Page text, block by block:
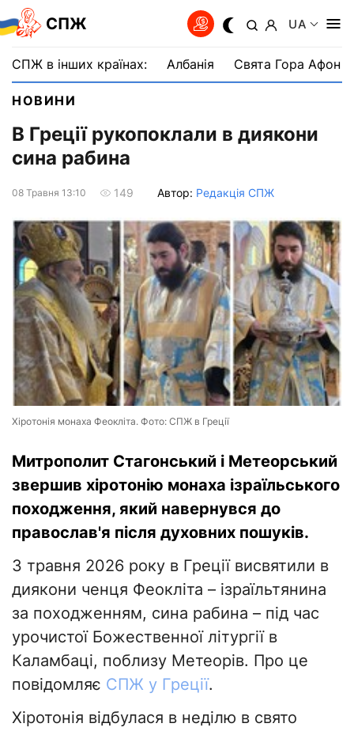
СПЖ UA
СПЖ в інших країнах: Албанія Свята Гора Афон
НОВИНИ
В Греції рукопоклали в диякони
сина рабина
08 Травня 13:10 149 Автор: Редакція СПЖ
Хіротонія монаха Феокліта. Фото: СПЖ в Греції
Митрополит Стагонський і Метеорський
звершив хіротонію монаха ізраїльського
походження, який навернувся до
православ'я після духовних пошуків.
3 травня 2026 року в Греціївисвятили в
диякони ченця Феокліта – ізраїльтянина
за походженням, сина рабина – під час
урочистої Божественної літургії в
Каламбаці, поблизу Метеорів. Про це
повідомляє СПЖ у Греції.
Хіротонія відбулася в неділю в свято